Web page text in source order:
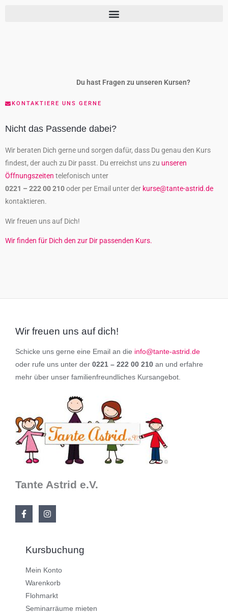
Du hast Fragen zu unseren Kursen?
KONTAKTIERE UNS GERNE
Nicht das Passende dabei?
Wir beraten Dich gerne und sorgen dafür, dass Du genau den Kurs
findest, der auch zu Dir passt. Du erreichst uns zu unseren
Öffnungszeiten telefonisch unter
0221 – 222 00 210oder per Email unter der kurse@tante-astrid.de
kontaktieren.
Wir freuen uns auf Dich!
Wir finden für Dich den zur Dir passenden Kurs.
Wir freuen uns auf dich!
Schicke uns gerne eine Email an die info@tante-astrid.de
oder rufe uns unter der 0221 – 222 00 210 an und erfahre
mehr über unser familienfreundliches Kursangebot.
Tante Astrid e.V.
Kursbuchung
Mein Konto
Warenkorb
Flohmarkt
Seminarräume mieten